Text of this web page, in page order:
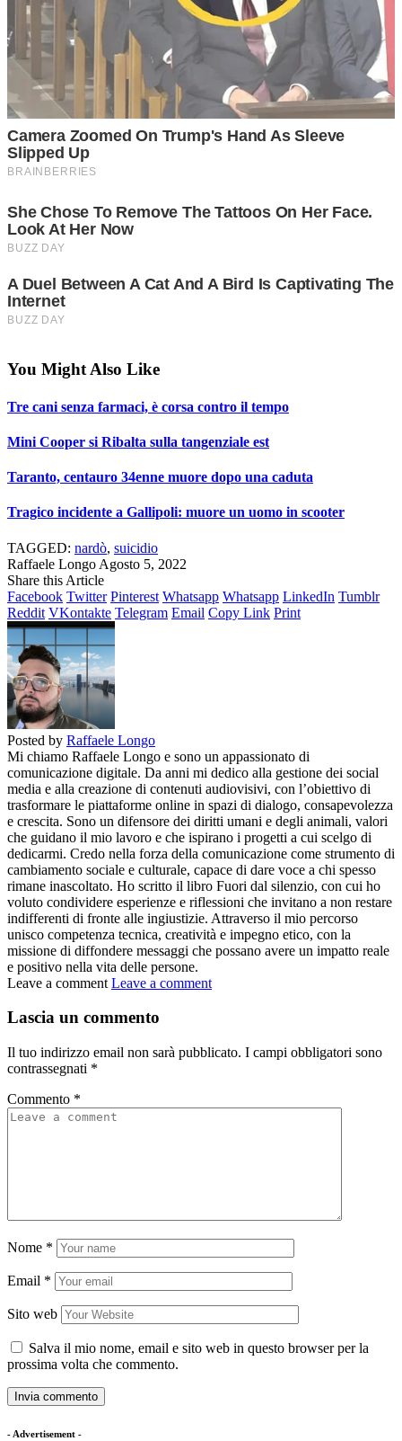
You Might Also Like
Tre cani senza farmaci, è corsa contro il tempo
Mini Cooper si Ribalta sulla tangenziale est
Taranto, centauro 34enne muore dopo una caduta
Tragico incidente a Gallipoli: muore un uomo in scooter
TAGGED: nardò, suicidio
Raffaele Longo Agosto 5, 2022
Share this Article
Facebook Twitter Pinterest Whatsapp Whatsapp LinkedIn Tumblr
Reddit VKontakte Telegram Email Copy Link Print
Posted by Raffaele Longo
Mi chiamo Raffaele Longo e sono un appassionato di
comunicazione digitale. Da anni mi dedico alla gestione dei social
media e alla creazione di contenuti audiovisivi, con l’obiettivo di
trasformare le piattaforme online in spazi di dialogo, consapevolezza
e crescita. Sono un difensore dei diritti umani e degli animali, valori
che guidano il mio lavoro e che ispirano i progetti a cui scelgo di
dedicarmi. Credo nella forza della comunicazione come strumento di
cambiamento sociale e culturale, capace di dare voce a chi spesso
rimane inascoltato. Ho scritto il libro Fuori dal silenzio, con cui ho
voluto condividere esperienze e riflessioni che invitano a non restare
indifferenti di fronte alle ingiustizie. Attraverso il mio percorso
unisco competenza tecnica, creatività e impegno etico, con la
missione di diffondere messaggi che possano avere un impatto reale
e positivo nella vita delle persone.
Leave a comment Leave a comment
Lascia un commento
Il tuo indirizzo email non sarà pubblicato. I campi obbligatori sono
contrassegnati *
Commento *
Nome *
Email *
Sito web
Salva il mio nome, email e sito web in questo browser per la
prossima volta che commento.
- Advertisement -